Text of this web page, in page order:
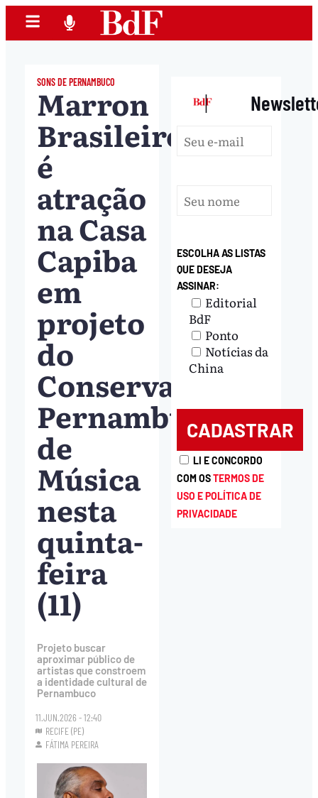
SONS DE PERNAMBUCO
Marron
Brasileiro
é
atração
na Casa
Capiba
em
projeto
do
Conservatório
Pernambucano
de
Música
nesta
quinta-
feira
(11)
Projeto buscar
aproximar público de
artistas que constroem
a identidade cultural de
Pernambuco
11.JUN.2026 - 12:40
RECIFE (PE)
FÁTIMA PEREIRA
|
ESCOLHA AS LISTAS
QUE DESEJA
ASSINAR:
Editorial
BdF
Ponto
Notícias da
China
LI E CONCORDO
COM OSTERMOS DE
USO E POLÍTICA DE
PRIVACIDADE